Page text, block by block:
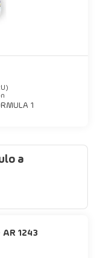
1
a
1243